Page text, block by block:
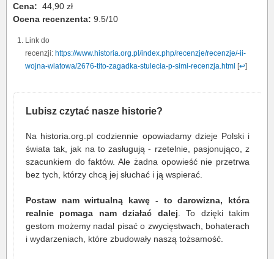
Cena: 44,90 zł
Ocena recenzenta: 9.5/10
Link do
recenzji: https://www.historia.org.pl/index.php/recenzje/recenzje/-ii-
wojna-wiatowa/2676-tito-zagadka-stulecia-p-simi-recenzja.html [↩]
Lubisz czytać nasze historie?
Na historia.org.pl codziennie opowiadamy dzieje Polski i
świata tak, jak na to zasługują - rzetelnie, pasjonująco, z
szacunkiem do faktów. Ale żadna opowieść nie przetrwa
bez tych, którzy chcą jej słuchać i ją wspierać.
Postaw nam wirtualną kawę - to darowizna, która
realnie pomaga nam działać dalej . To dzięki takim
gestom możemy nadal pisać o zwycięstwach, bohaterach
i wydarzeniach, które zbudowały naszą tożsamość.